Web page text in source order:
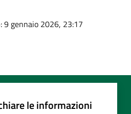
: 9 gennaio 2026, 23:17
le informazioni